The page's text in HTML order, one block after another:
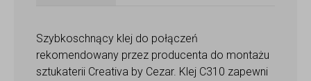
Szybkoschnący klej do połączeń
rekomendowany przez producenta do montażu
sztukaterii Creativa by Cezar. Klej C310 zapewni